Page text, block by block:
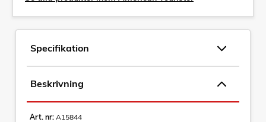
Specifikation
Beskrivning
Art. nr: A15844